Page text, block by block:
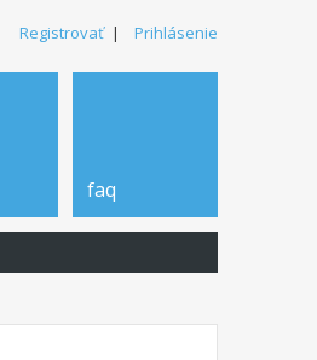
Registrovať| Prihlásenie
faq